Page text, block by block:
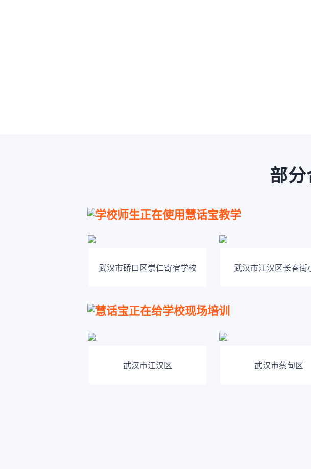
部分
学校师生正在使用慧话宝教学
武汉市硚口区崇仁寄宿学校 武汉市江汉区长春街
慧话宝正在给学校现场培训
武汉市江汉区 武汉市蔡甸区